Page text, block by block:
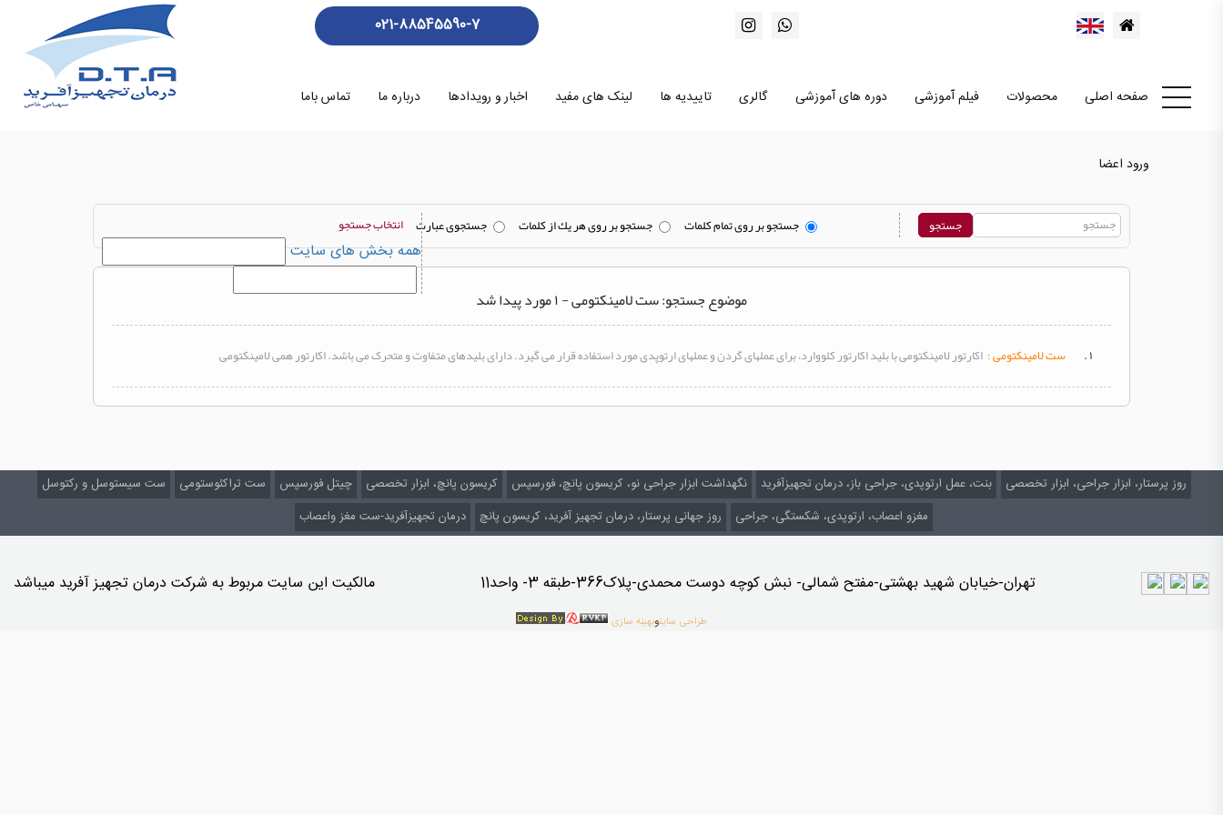
021-88545590-7
صفحه اصلی محصولات فیلم آموزشی دوره های آموزشی گالری تاییدیه ها لینک های مفید اخبار و رویدادها درباره ما تماس باما
ورود اعضا
جستجو بر روی تمام كلمات جستجو بر روی هر يك از كلمات جستجوی عبارت انتخاب جستجو
همه بخش های سایت
موضوع جستجو: ست لامینکتومی - ۱ مورد پیدا شد
۱ . ستلامینکتومی : اکارتور لامینکتومی با بلید اکارتور کلووارد، برای عملهای گردن و عملهای ارتوپدی مورد استفاده قرار می گیرد. دارای بلیدهای متفاوت و متحرک می باشد. اکارتور همی لامینکتومی
روز پرستار، ابزار جراحی، ابزار تخصصی بنت، عمل ارتوپدی، جراحی باز، درمان تجهیزآفرید نگهداشت ابزار جراحی نو، کریسون پانچ، فورسپس کریسون پانچ، ابزار تخصصی چیتل فورسپس ست تراکئوستومی
ست سیستوسل و رکتوسل
مغزو اعصاب، ارتوپدی، شکستگی، جراحی
روز جهانی پرستار، درمان تجهیز آفرید، کریسون پانچ درمان تجهیزآفرید-ست مغز واعصاب
تهران-خیابان شهید بهشتی-مفتح شمالی- نبش کوچه دوست محمدی-پلاک366-طبقه 3- واحد11 مالکیت این سایت مربوط به شرکت درمان تجهیز آفرید میباشد
طراحی سایتوبهینه سازی